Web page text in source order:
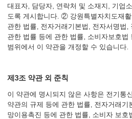
대표자, 담당자, 연락처 및 소재지, 기업
도록 게시합니다. ② 강원특별자치도재
관한 법률, 전자거래기본법, 전자서명법,
관한 법률 등에 관한 법률, 소비자보호법
범위에서 이 약관을 개정할 수 있습니다.
제3조 약관 외 준칙
이 약관에 명시되지 않은 사항은 전기통
약관의 규제 등에 관한 법률, 전자거래기
망이용촉진 등에 관한 법률, 소비자 보호